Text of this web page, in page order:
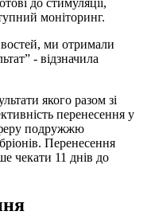
моніторинг.
ми отримали
- відзначила
якого разом зі
перенесення у
подружжю
Перенесення
чекати 11 днів до